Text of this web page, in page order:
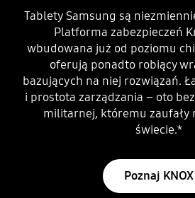
Tablety Samsung są
Platforma zabezpieczeń
wbudowana już od poziomu
oferują ponadto robiący
bazujących na niej rozwiązań.
i prostota zarządzania – oto
militarnej, któremu zaufały
świecie.*
Poznaj KNOX